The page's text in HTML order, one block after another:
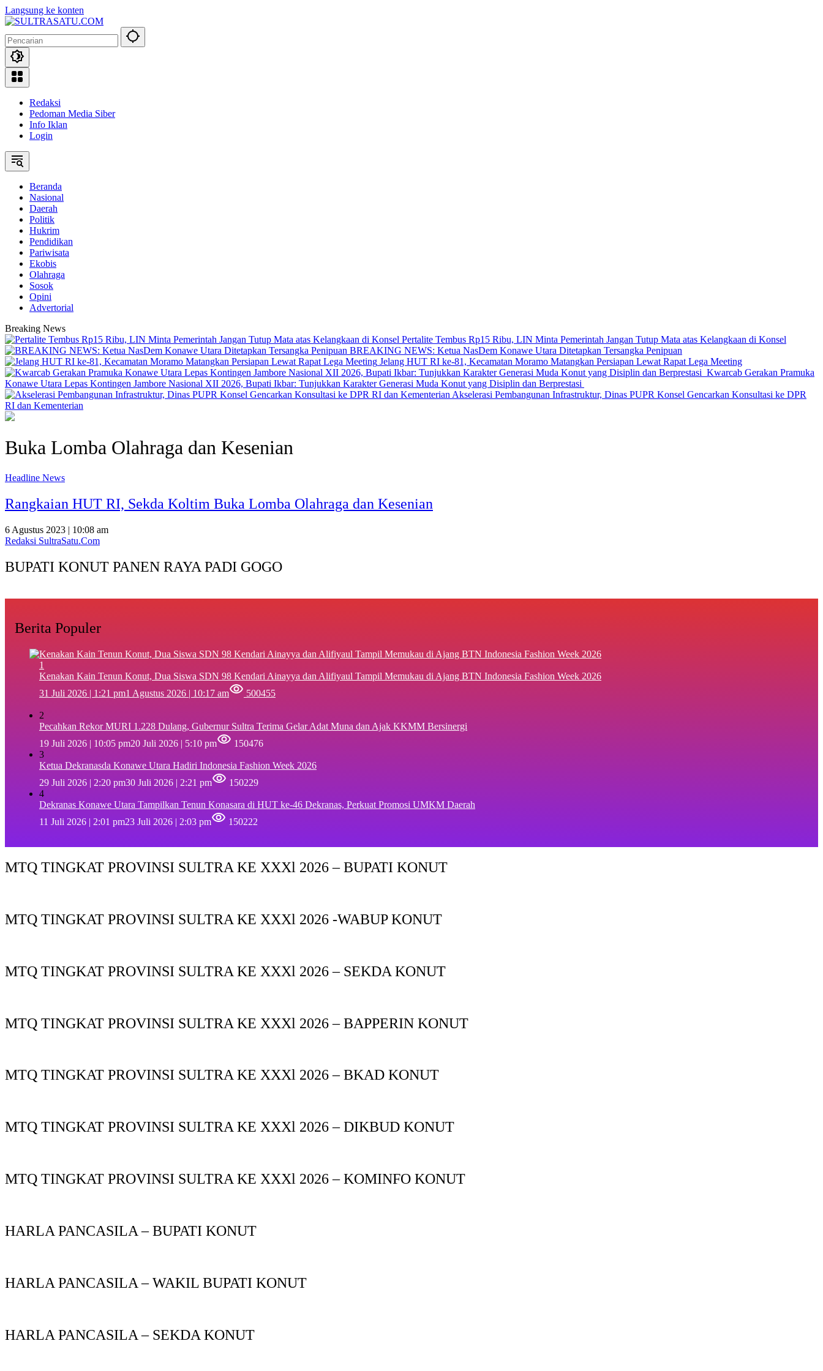
Langsung ke konten
Redaksi
Pedoman Media Siber
Info Iklan
Login
Beranda
Nasional
Daerah
Politik
Hukrim
Pendidikan
Pariwisata
Ekobis
Olahraga
Sosok
Opini
Advertorial
Breaking News
‎Pertalite Tembus Rp15 Ribu, LIN Minta Pemerintah Jangan Tutup Mata atas Kelangkaan di Konsel
BREAKING NEWS: Ketua NasDem Konawe Utara Ditetapkan Tersangka Penipuan
‎Jelang HUT RI ke-81, Kecamatan Moramo Matangkan Persiapan Lewat Rapat Lega Meeting
‎Kwarcab Gerakan Pramuka
Konawe Utara Lepas Kontingen Jambore Nasional XII 2026, Bupati Ikbar: Tunjukkan Karakter Generasi Muda Konut yang Disiplin dan Berprestasi ‎
Akselerasi Pembangunan Infrastruktur, Dinas PUPR Konsel Gencarkan Konsultasi ke DPR
RI dan Kementerian
Buka Lomba Olahraga dan Kesenian
Headline News
Rangkaian HUT RI, Sekda Koltim Buka Lomba Olahraga dan Kesenian
6 Agustus 2023 | 10:08 am
Redaksi SultraSatu.Com
BUPATI KONUT PANEN RAYA PADI GOGO
Berita Populer
1
‎Kenakan Kain Tenun Konut, Dua Siswa SDN 98 Kendari Ainayya dan Alifiyaul Tampil Memukau di Ajang BTN Indonesia Fashion Week 2026
31 Juli 2026 | 1:21 pm1 Agustus 2026 | 10:17 am 500455
2
Pecahkan Rekor MURI 1.228 Dulang, Gubernur Sultra Terima Gelar Adat Muna dan Ajak KKMM Bersinergi
19 Juli 2026 | 10:05 pm20 Juli 2026 | 5:10 pm
150476
3
Ketua Dekranasda Konawe Utara Hadiri Indonesia Fashion Week 2026
29 Juli 2026 | 2:20 pm30 Juli 2026 | 2:21 pm
150229
4
Dekranas Konawe Utara Tampilkan Tenun Konasara di HUT ke-46 Dekranas, Perkuat Promosi UMKM Daerah
11 Juli 2026 | 2:01 pm23 Juli 2026 | 2:03 pm 150222
MTQ TINGKAT PROVINSI SULTRA KE XXXl 2026 – BUPATI KONUT
MTQ TINGKAT PROVINSI SULTRA KE XXXl 2026 -WABUP KONUT
MTQ TINGKAT PROVINSI SULTRA KE XXXl 2026 – SEKDA KONUT
MTQ TINGKAT PROVINSI SULTRA KE XXXl 2026 – BAPPERIN KONUT
MTQ TINGKAT PROVINSI SULTRA KE XXXl 2026 – BKAD KONUT
MTQ TINGKAT PROVINSI SULTRA KE XXXl 2026 – DIKBUD KONUT
MTQ TINGKAT PROVINSI SULTRA KE XXXl 2026 – KOMINFO KONUT
HARLA PANCASILA – BUPATI KONUT
HARLA PANCASILA – WAKIL BUPATI KONUT
HARLA PANCASILA – SEKDA KONUT